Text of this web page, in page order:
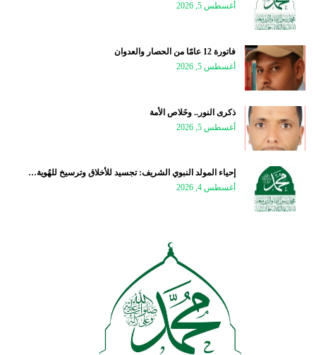
أغسطس 5, 2026
فاتورة 12 عامًا من الحصار والعدوان
أغسطس 5, 2026
ذكرى النور.. وخَلاص الأمة
أغسطس 5, 2026
إحياء المولد النبوي الشريف: تجسيد للأخلاق وترسيخ للهُوية…
أغسطس 4, 2026